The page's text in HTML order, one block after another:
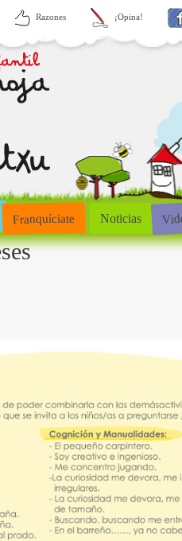
Razones ¡Opina!
Franquíciate Noticias